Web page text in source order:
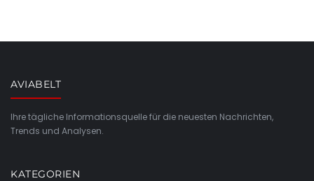
AVIABELT
Ihre tägliche Informationsquelle für die neuesten Nachrichten,
Trends und Analysen.
KATEGORIEN